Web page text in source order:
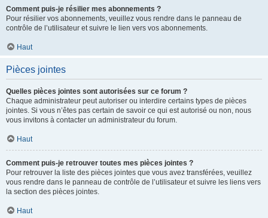
Comment puis-je résilier mes abonnements ?
Pour résilier vos abonnements, veuillez vous rendre dans le panneau de
contrôle de l’utilisateur et suivre le lien vers vos abonnements.
Haut
Pièces jointes
Quelles pièces jointes sont autorisées sur ce forum ?
Chaque administrateur peut autoriser ou interdire certains types de pièces
jointes. Si vous n’êtes pas certain de savoir ce qui est autorisé ou non, nous
vous invitons à contacter un administrateur du forum.
Haut
Comment puis-je retrouver toutes mes pièces jointes ?
Pour retrouver la liste des pièces jointes que vous avez transférées, veuillez
vous rendre dans le panneau de contrôle de l’utilisateur et suivre les liens vers
la section des pièces jointes.
Haut